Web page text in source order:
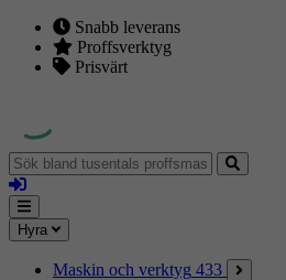
Snabb leverans
Proffsverktyg
Prisvärt
Sök
bland
tusentals
proffsmaskiner
Logga
in
Mina
sidor
Meny
Hyra
Maskin och verktyg 433